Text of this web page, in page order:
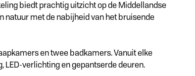
biedt prachtig uitzicht op de Middellandse
natuur met de nabijheid van het bruisende
en twee badkamers. Vanuit elke
verlichting en gepantserde deuren.